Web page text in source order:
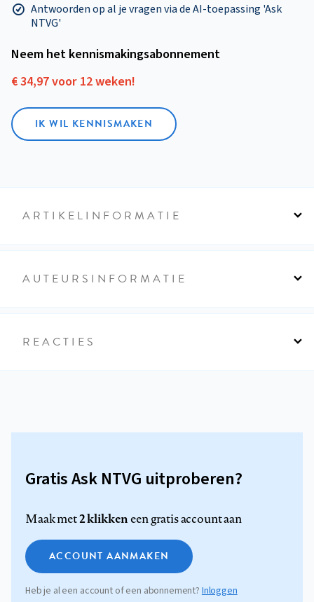
Antwoorden op al je vragen via de AI-toepassing 'Ask
NTVG'
Neem het kennismakings­abonnement
€ 34,97 voor 12 weken!
IK WIL KENNISMAKEN
ARTIKELINFORMATIE
AUTEURSINFORMATIE
REACTIES
Gratis Ask NTVG uitproberen?
Maak met2 klikkeneen gratis account aan
ACCOUNT AANMAKEN
Heb je al een account of een abonnement? Inloggen